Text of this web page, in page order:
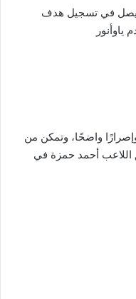
فيصل في تسجيل هدف
ياوأنور
واضحًا، وتمكن من
اللاعب أحمد حمزة في